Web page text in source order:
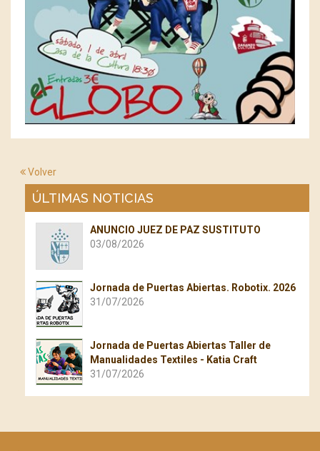
Volver
ÚLTIMAS NOTICIAS
ANUNCIO JUEZ DE PAZ SUSTITUTO
03/08/2026
Jornada de Puertas Abiertas. Robotix. 2026
31/07/2026
Jornada de Puertas Abiertas Taller de
Manualidades Textiles - Katia Craft
31/07/2026